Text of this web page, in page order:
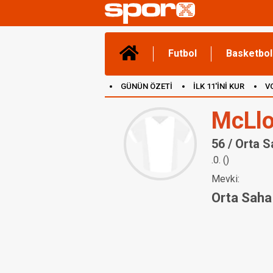
Futbol Basketbol
GÜNÜN ÖZETİ İLK 11'İNİ KUR
56 / Orta
.0. ()
Mevki:
Orta Saha